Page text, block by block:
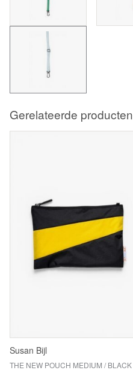
Gerelateerde producten
Susan Bijl